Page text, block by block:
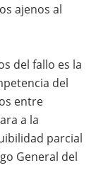
ajenos al
del fallo es la
del
entre
a la
parcial
General del